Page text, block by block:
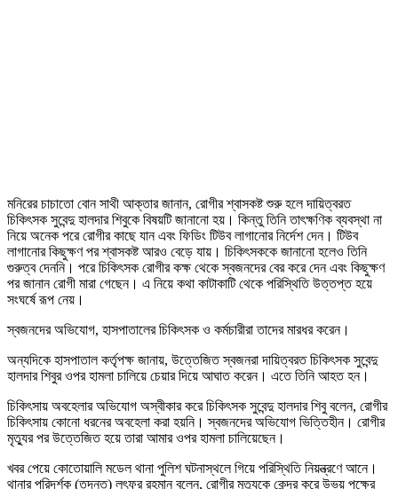
মনিরের চাচাতো বোন সাথী আক্তার জানান, রোগীর শ্বাসকষ্ট শুরু হলে দায়িত্বরত
চিকিৎসক সুবেন্দু হালদার শিবুকে বিষয়টি জানানো হয়। কিন্তু তিনি তাৎক্ষণিক ব্যবস্থা না
নিয়ে অনেক পরে রোগীর কাছে যান এবং ফিডিং টিউব লাগানোর নির্দেশ দেন। টিউব
লাগানোর কিছুক্ষণ পর শ্বাসকষ্ট আরও বেড়ে যায়। চিকিৎসককে জানানো হলেও তিনি
গুরুত্ব দেননি। পরে চিকিৎসক রোগীর কক্ষ থেকে স্বজনদের বের করে দেন এবং কিছুক্ষণ
পর জানান রোগী মারা গেছেন। এ নিয়ে কথা কাটাকাটি থেকে পরিস্থিতি উত্তপ্ত হয়ে
সংঘর্ষে রূপ নেয়।
স্বজনদের অভিযোগ, হাসপাতালের চিকিৎসক ও কর্মচারীরা তাদের মারধর করেন।
অন্যদিকে হাসপাতাল কর্তৃপক্ষ জানায়, উত্তেজিত স্বজনরা দায়িত্বরত চিকিৎসক সুবেন্দু
হালদার শিবুর ওপর হামলা চালিয়ে চেয়ার দিয়ে আঘাত করেন। এতে তিনি আহত হন।
চিকিৎসায় অবহেলার অভিযোগ অস্বীকার করে চিকিৎসক সুবেন্দু হালদার শিবু বলেন, রোগীর
চিকিৎসায় কোনো ধরনের অবহেলা করা হয়নি। স্বজনদের অভিযোগ ভিত্তিহীন। রোগীর
মৃত্যুর পর উত্তেজিত হয়ে তারা আমার ওপর হামলা চালিয়েছেন।
খবর পেয়ে কোতোয়ালি মডেল থানা পুলিশ ঘটনাস্থলে গিয়ে পরিস্থিতি নিয়ন্ত্রণে আনে।
থানার পরিদর্শক (তদন্ত) লুৎফুর রহমান বলেন, রোগীর মৃত্যুকে কেন্দ্র করে উভয় পক্ষের